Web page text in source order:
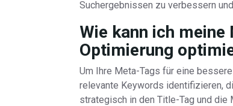
Suchergebnissen zu verbessern
Wie kann ich
Optimierung
Um Ihre Meta-Tags für eine
relevante Keywords identifizieren,
strategisch in den Title-Tag und die